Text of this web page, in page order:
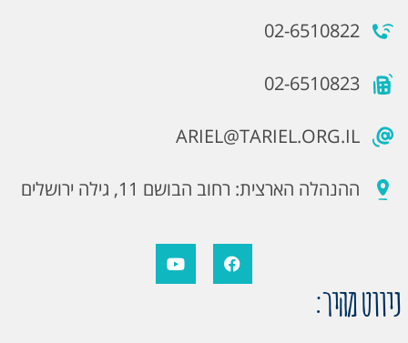
02-6510822
02-6510823
ARIEL@TARIEL.ORG.IL
ההנהלה הארצית: רחוב הבושם 11, גילה ירושלים
ניווט מהיר: